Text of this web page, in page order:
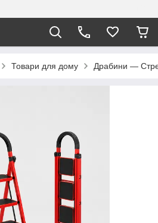
Товари для дому Драбини —